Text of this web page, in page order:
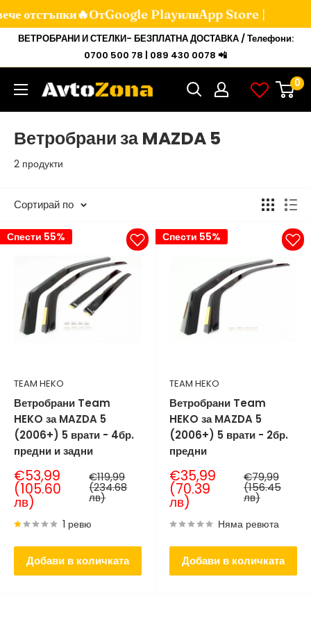
отстъпки🔥ОтGoogle PlayилиApp Store |
МиниВЕТРОБРАНИ И СТЕЛКИ- БЕЗПЛАТНА ДОСТАВКА / Телефони:
0700 500 78 | 089 430 0078 📲
Avtozona
0
Ветробрани за MAZDA 5
2 продукти
Сортирай по
Спести 55%
TEAM HEKO
Ветробрани Team
HEKO за MAZDA 5
(2006+) 5 врати - 4бр.
предни и задни
Продажна
цена
€53,99
(105.60
лв)
Нормална
цена
€119,99
(234.68
лв)
1 ревю
Добави в количката
Спести 55%
TEAM HEKO
Ветробрани Team
HEKO за MAZDA 5
(2006+) 5 врати - 2бр.
предни
Продажна
цена
€35,99
(70.39
лв)
Нормална
цена
€79,99
(156.45
лв)
Няма ревюта
Добави в количката